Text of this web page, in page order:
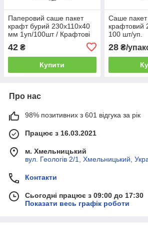
Паперовий саше пакет
крафт бурий 230х110х40
мм 1уп/100шт / Крафтові
саше пакети для харчових
продуктів
42 ₴
Купити
Саше
крафтовий
100 шт/уп.
28₴/
Про нас
98% позитивних з 601 відгука за рік
Працює з 16.03.2021
м. Хмельницький
вул. Геологів 2/1, Хмельницький,
Контакти
Сьогодні працює з 09:00 до 17:30
Показати весь графік роботи